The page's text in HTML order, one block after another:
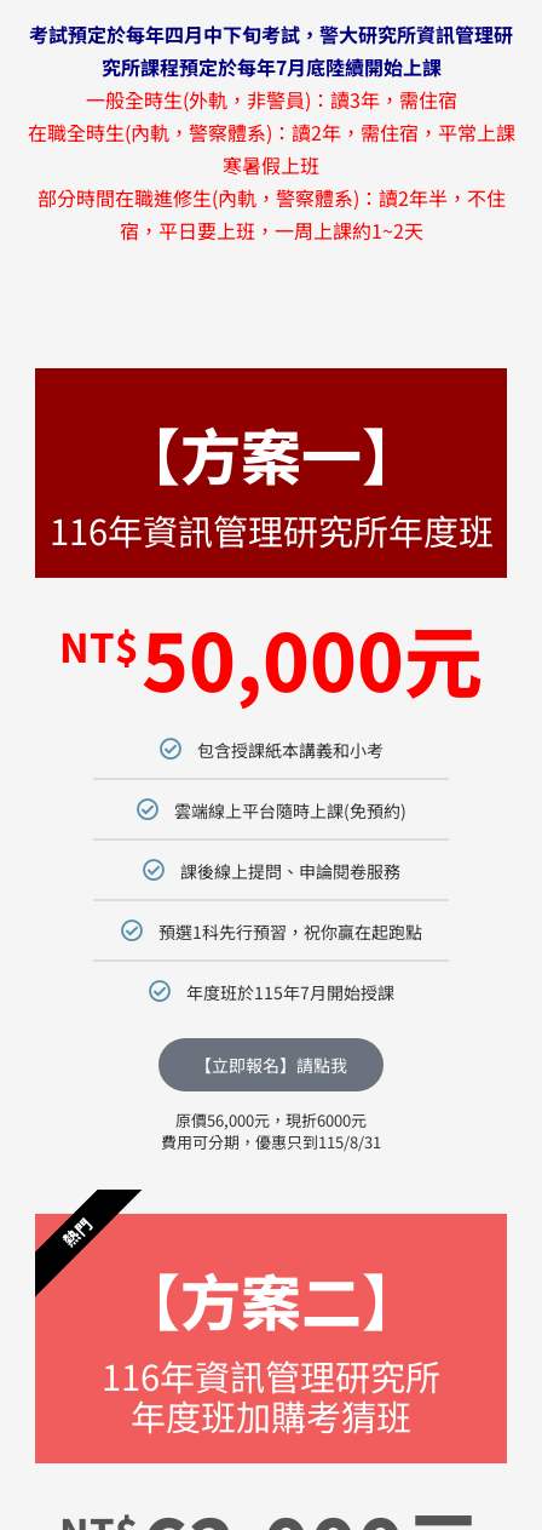
考試預定於每年四月中下旬考試，警大研究所資訊管理研
究所課程預定於每年7月底陸續開始上課
一般全時生(外軌，非警員)：讀3年，需住宿
在職全時生(內軌，警察體系)：讀2年，需住宿，平常上課
寒暑假上班
部分時間在職進修生(內軌，警察體系)：讀2年半，不住
宿，平日要上班，一周上課約1~2天
【方案一】
116年資訊管理研究所年度班
NT$50,000元
包含授課紙本講義和小考
雲端線上平台隨時上課(免預約)
課後線上提問、申論閱卷服務
預選1科先行預習，祝你贏在起跑點
年度班於115年7月開始授課
【立即報名】請點我
原價56,000元，現折6000元
費用可分期，優惠只到115/8/31
熱門
【方案二】
116年資訊管理研究所
年度班​加購考猜班